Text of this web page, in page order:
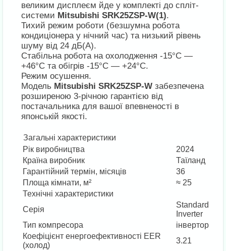
великим дисплеєм йде у комплекті до спліт-
системи Mitsubishi SRK25ZSP-W(1).
Тихий режим роботи (безшумна робота
кондиціонера у нічний час) та низький рівень
шуму від 24 дБ(А).
Стабільна робота на охолодження -15°C —
+46°C та обігрів -15°C — +24°C.
Режим осушення.
Модель Mitsubishi SRK25ZSP-W забезпечена
розширеною 3-річною гарантією від
постачальника для вашої впевненості в
японській якості.
Загальні характеристики
Рік виробництва
2024
Країна виробник
Таїланд
Гарантійний термін, місяців
36
Площа кімнати, м²
≈ 25
Технічні характеристики
Серія
Standard
Inverter
Тип компресора
інвертор
Коефіцієнт енергоефективності EER
(холод)
3.21